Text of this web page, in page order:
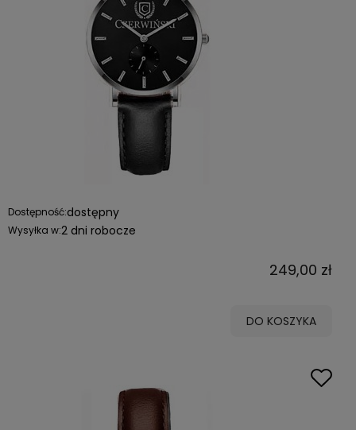
Dostępność:dostępny
Wysyłka w:2 dni robocze
249,00 zł
DO KOSZYKA